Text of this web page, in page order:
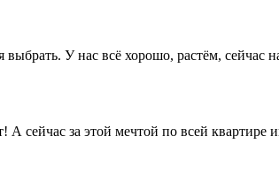
У нас всё хорошо, растём,
А сейчас за этой мечтой по всей